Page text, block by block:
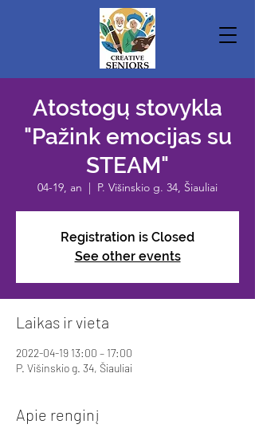
Atostogų stovykla
"Pažink emocijas su
STEAM"
04-19, an
  |
P. Višinskio g. 34, Šiauliai
Registration is Closed
See other events
Laikas ir vieta
2022-04-19 13:00 – 17:00
P. Višinskio g. 34, Šiauliai
Apie renginį